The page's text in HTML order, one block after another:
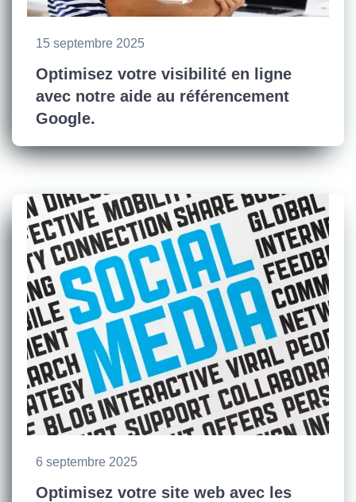
15 septembre 2025
Optimisez votre visibilité en ligne
avec notre aide au référencement
Google.
6 septembre 2025
Optimisez votre site web avec les